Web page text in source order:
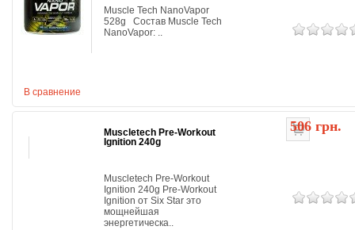
В сравнение
Muscle Tech NanoVapor
528g Состав Muscle Tech
NanoVapor: ..
506 грн.
Muscletech Pre-Workout
Ignition 240g
Muscletech Pre-Workout
Ignition 240g Pre-Workout
Ignition от Six Star это
мощнейшая
энергетическа..